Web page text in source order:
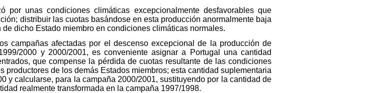
por unas condiciones climáticas excepcionalmente desfavorables que
distribuir las cuotas basándose en esta producción anormalmente baja
dicho Estado miembro en condiciones climáticas normales.
campañas afectadas por el descenso excepcional de la producción de
2000 y 2000/2001, es conveniente asignar a Portugal una cantidad
que compense la pérdida de cuotas resultante de las condiciones
de los demás Estados miembros; esta cantidad suplementaria
y calcularse, para la campaña 2000/2001, sustituyendo por la cantidad de
realmente transformada en la campaña 1997/1998.